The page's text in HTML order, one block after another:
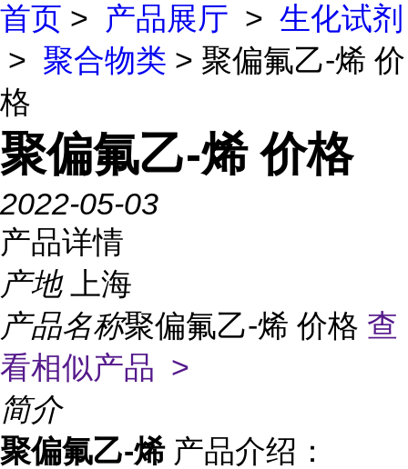
首页 > 产品展厅 > 生化试剂
> 聚合物类 > 聚偏氟乙-烯 价
格
聚偏氟乙-烯 价格
2022-05-03
产品详情
产地
上海
产品名称聚偏氟乙-烯 价格 查
看相似产品 >
简介
聚偏氟乙-烯 产品介绍：